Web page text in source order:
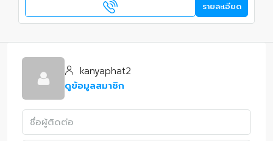
รายละเอียด
kanyaphat2
ดูข้อมูลสมาชิก